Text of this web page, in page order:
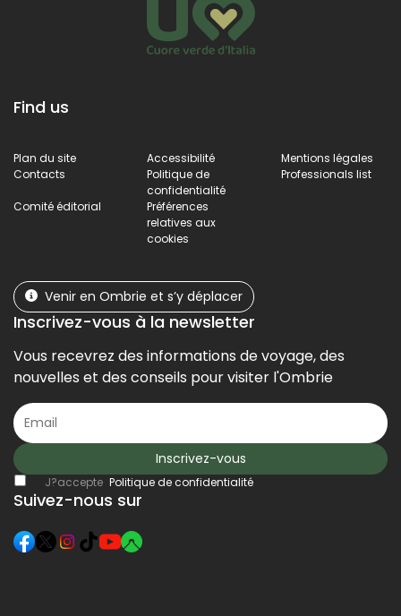
Find us
Plan du site Accessibilité
Mentions légales
Contacts
Politique de
confidentialité
Professionals list
Comité éditorial
Préférences
relatives aux
cookies
Venir en Ombrie et s’y déplacer
Inscrivez-vous à la newsletter
Vous recevrez des informations de voyage, des
nouvelles et des conseils pour visiter l'Ombrie
Inscrivez-vous
J?accepte Politique de confidentialité
Suivez-nous sur